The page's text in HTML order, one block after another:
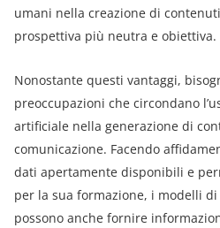
umani nella creazione di
prospettiva più neutra e obiettiva.
Nonostante questi vantaggi,
preoccupazioni che circondano
artificiale nella generazione di
comunicazione. Facendo
dati apertamente disponibili e
per la sua formazione, i modelli
possono anche fornire